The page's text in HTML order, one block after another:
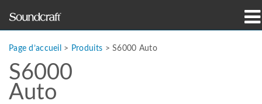
Études de cas et actualités
Où acheter
Page d’accueil > Produits >S6000 Auto
S6000
Auto